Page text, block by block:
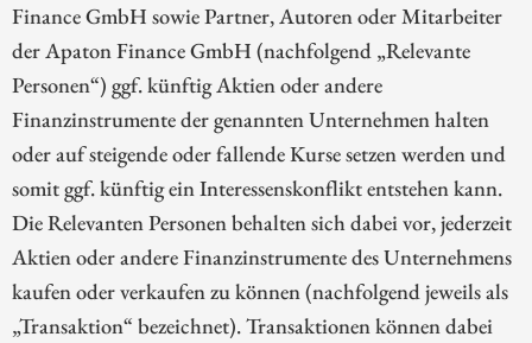
Finance GmbH sowie Partner, Autoren oder Mitarbeiter
der Apaton Finance GmbH (nachfolgend „Relevante
Personen“) ggf. künftig Aktien oder andere
Finanzinstrumente der genannten Unternehmen halten
oder auf steigende oder fallende Kurse setzen werden und
somit ggf. künftig ein Interessenskonflikt entstehen kann.
Die Relevanten Personen behalten sich dabei vor, jederzeit
Aktien oder andere Finanzinstrumente des Unternehmens
kaufen oder verkaufen zu können (nachfolgend jeweils als
„Transaktion“ bezeichnet). Transaktionen können dabei